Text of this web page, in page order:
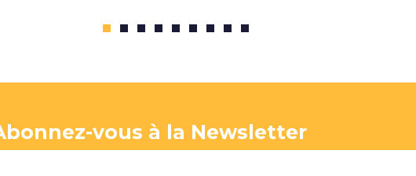
1 2 3 4 5 6 7 8 9
vous à la Newsletter